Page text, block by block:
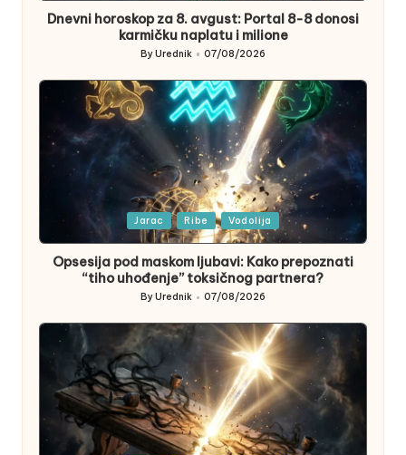
Dnevni horoskop za 8. avgust: Portal 8-8 donosi
karmičku naplatu i milione
Posted
ByUrednik 07/08/2026
Posted
Jarac Ribe Vodolija
Opsesija pod maskom ljubavi: Kako prepoznati
“tiho uhođenje” toksičnog partnera?
Posted
by
ByUrednik 07/08/2026